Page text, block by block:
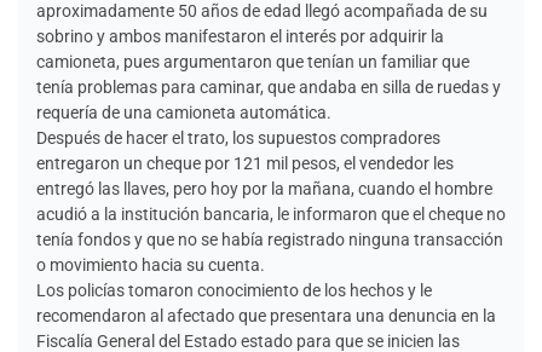
aproximadamente 50 años de edad llegó acompañada de su
sobrino y ambos manifestaron el interés por adquirir la
camioneta, pues argumentaron que tenían un familiar que
tenía problemas para caminar, que andaba en silla de ruedas y
requería de una camioneta automática.
Después de hacer el trato, los supuestos compradores
entregaron un cheque por 121 mil pesos, el vendedor les
entregó las llaves, pero hoy por la mañana, cuando el hombre
acudió a la institución bancaria, le informaron que el cheque no
tenía fondos y que no se había registrado ninguna transacción
o movimiento hacia su cuenta.
Los policías tomaron conocimiento de los hechos y le
recomendaron al afectado que presentara una denuncia en la
Fiscalía General del Estado estado para que se inicien las